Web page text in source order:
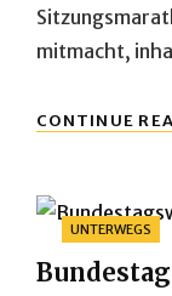
mitmacht,
CONTINUE
Categories
UNTERWEGS